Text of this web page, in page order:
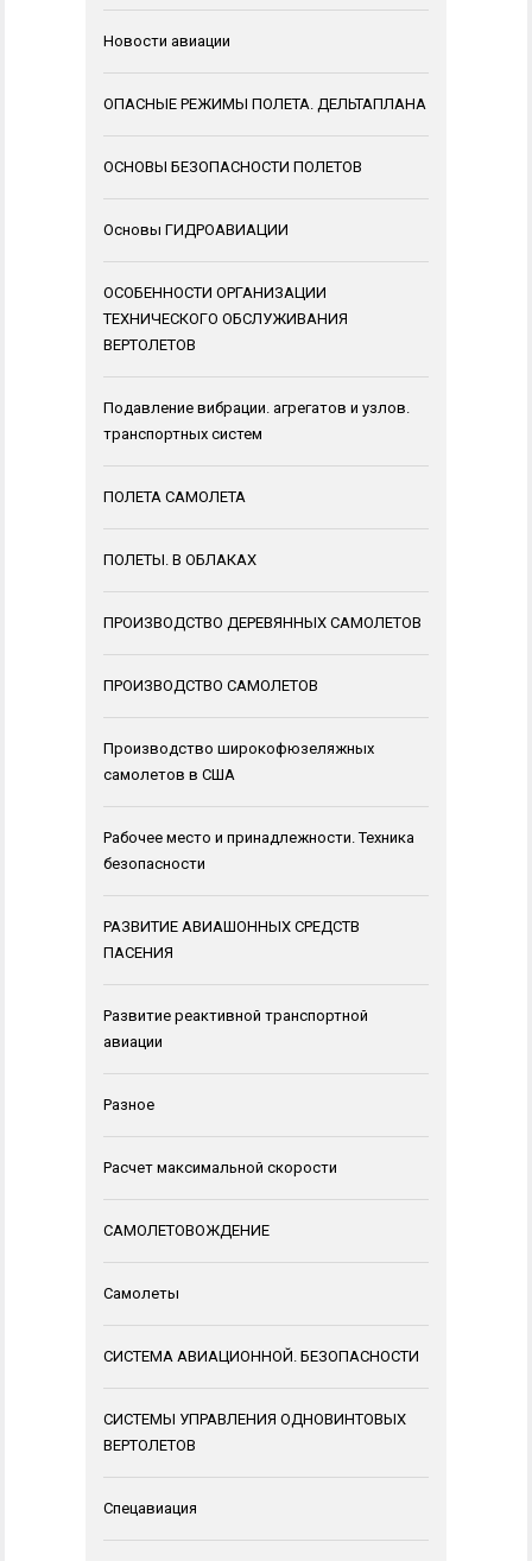
Новости авиации
ОПАСНЫЕ РЕЖИМЫ ПОЛЕТА. ДЕЛЬТАПЛАНА
ОСНОВЫ БЕЗОПАСНОСТИ ПОЛЕТОВ
Основы ГИДРОАВИАЦИИ
ОСОБЕННОСТИ ОРГАНИЗАЦИИ
ТЕХНИЧЕСКОГО ОБСЛУЖИВАНИЯ
ВЕРТОЛЕТОВ
Подавление вибрации. агрегатов и узлов.
транспортных систем
ПОЛЕТА САМОЛЕТА
ПОЛЕТЫ. В ОБЛАКАХ
ПРОИЗВОДСТВО ДЕРЕВЯННЫХ САМОЛЕТОВ
ПРОИЗВОДСТВО САМОЛЕТОВ
Производство широкофюзеляжных
самолетов в США
Рабочее место и принадлежности. Техника
безопасности
РАЗВИТИЕ АВИАШОННЫХ СРЕДСТВ
ПАСЕНИЯ
Развитие реактивной транспортной
авиации
Разное
Расчет максимальной скорости
САМОЛЕТОВОЖДЕНИЕ
Самолеты
СИСТЕМА АВИАЦИОННОЙ. БЕЗОПАСНОСТИ
СИСТЕМЫ УПРАВЛЕНИЯ ОДНОВИНТОВЫХ
ВЕРТОЛЕТОВ
Спецавиация